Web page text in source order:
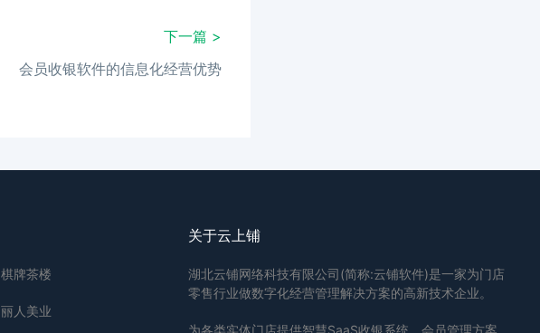
下一篇 >
会员收银软件的信息化经营优势
棋牌茶楼
丽人美业
关于云上铺
湖北云铺网络科技有限公司(简称:云铺软件)是一家为门店
零售行业做数字化经营管理解决方案的高新技术企业。
为各类实体门店提供智慧SaaS收银系统、会员管理方案.